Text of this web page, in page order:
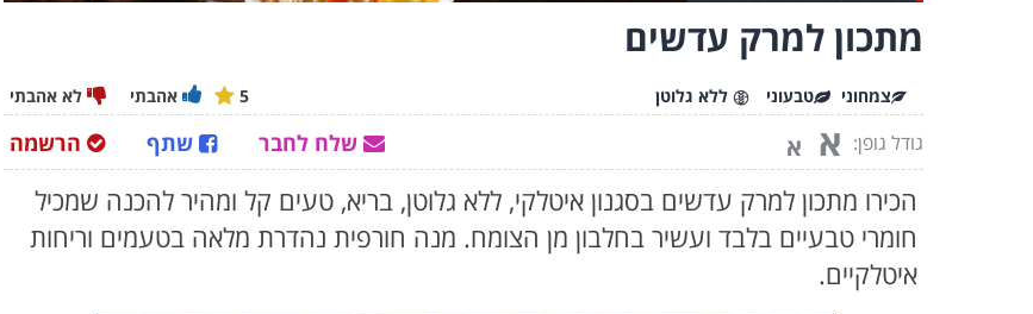
מתכון למרק עדשים
צמחוני טבעוני ללא גלוטן אהבתי לא אהבתי 5
גודל גופן: א א הרשמה שתף שלח לחבר
הכירו מתכון למרק עדשים בסגנון איטלקי, ללא גלוטן, בריא, טעים קל ומהיר להכנה שמכיל
חומרי טבעיים בלבד ועשיר בחלבון מן הצומח. מנה חורפית נהדרת מלאה בטעמים וריחות
איטלקיים.